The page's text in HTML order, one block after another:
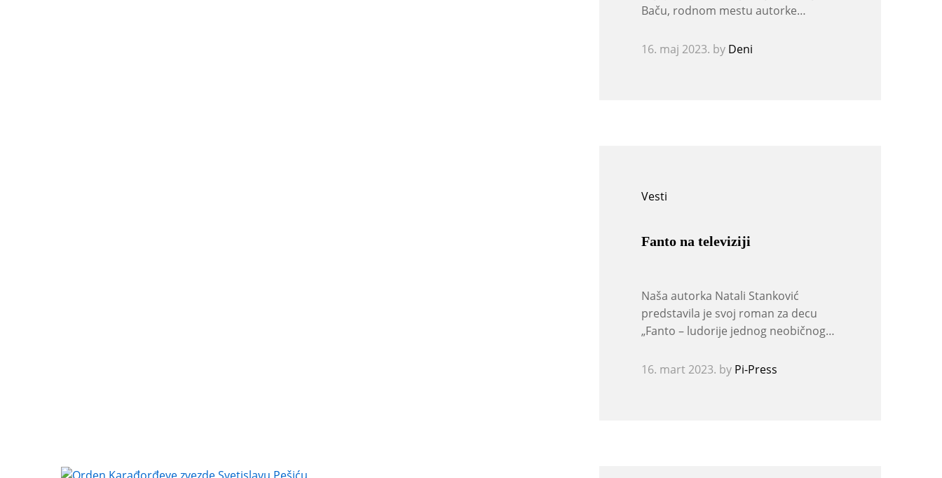
Baču, rodnom mestu autorke…
16. maj 2023. by Deni
Vesti
Fanto na televiziji
Naša autorka Natali Stanković
predstavila je svoj roman za decu
„Fanto – ludorije jednog neobičnog…
16. mart 2023. by Pi-Press